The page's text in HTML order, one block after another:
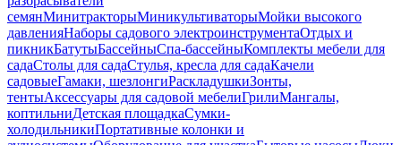
семянМинитракторыМиникультиваторыМойки высокого
давленияНаборы садового электроинструментаОтдых и
пикникБатутыБассейныСпа-бассейныКомплекты мебели для
садаСтолы для садаСтулья, кресла для садаКачели
садовыеГамаки, шезлонгиРаскладушкиЗонты,
тентыАксессуары для садовой мебелиГрилиМангалы,
коптильниДетская площадкаСумки-
холодильникиПортативные колонки и